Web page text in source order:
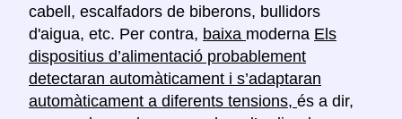
cabell, escalfadors de biberons, bullidors
d'aigua, etc. Per contra, baixa moderna Els
dispositius d’alimentació probablement
detectaran automàticament i s’adaptaran
automàticament a diferents tensions, és a dir,